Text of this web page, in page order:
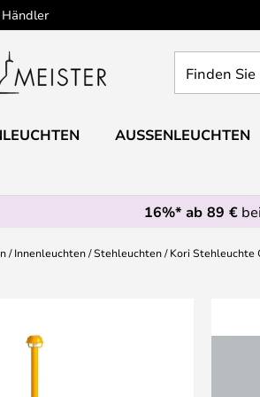
Sie
Leuchte...
AUSSENLEUCHTEN
16%* ab 89 €
Innenleuchten Stehleuchten Kori Stehleuchte